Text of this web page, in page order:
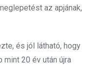
az apjának,
és jól látható, hogy
mint 20 év után újra